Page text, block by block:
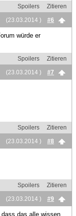
Spoilers
Zitieren
(23.03.2014 )
#6
würde er
Spoilers
Zitieren
(23.03.2014 )
#7
Spoilers
Zitieren
(23.03.2014 )
#8
Spoilers
Zitieren
(23.03.2014 )
#9
das alle wissen